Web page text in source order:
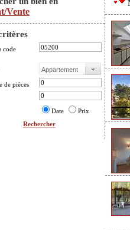
Vente
code
de pièces
Date
Prix
Rechercher